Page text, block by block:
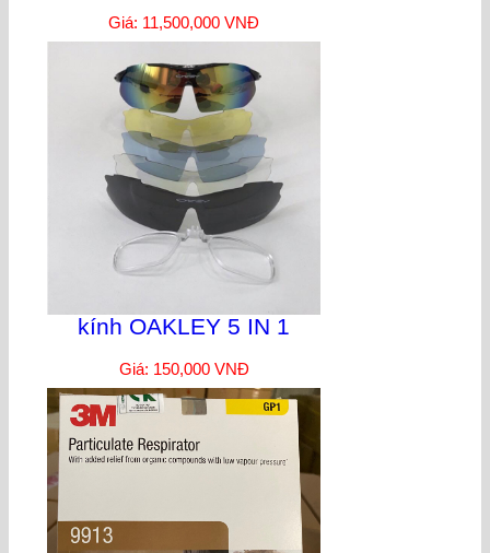
Giá: 11,500,000 VNĐ
kính OAKLEY 5 IN 1
Giá: 150,000 VNĐ